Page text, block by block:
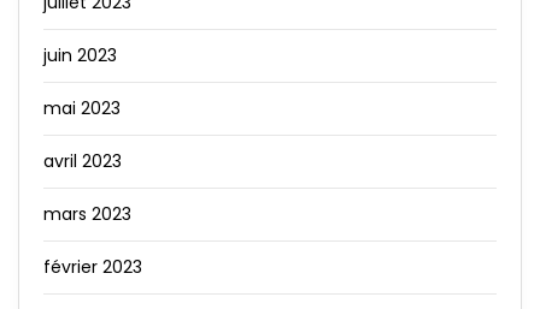
juin 2023
mai 2023
avril 2023
mars 2023
février 2023